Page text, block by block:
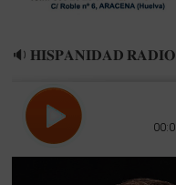
🔉 𝐇𝐈𝐒𝐏𝐀𝐍𝐈𝐃𝐀𝐃 𝐑𝐀𝐃𝐈𝐎